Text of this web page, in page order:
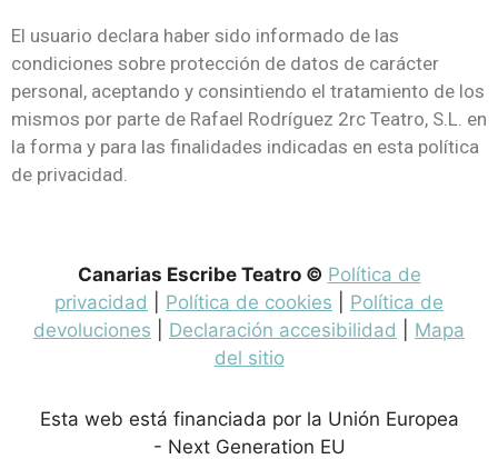
El usuario declara haber sido informado de las
condiciones sobre protección de datos de carácter
personal, aceptando y consintiendo el tratamiento de los
mismos por parte de Rafael Rodríguez 2rc Teatro, S.L. en
la forma y para las finalidades indicadas en esta política
de privacidad.
Canarias Escribe Teatro © Política de
privacidad
Política de cookies
Política de
devoluciones
Declaración accesibilidad
Mapa
del sitio
Esta web está financiada por la Unión Europea
- Next Generation EU